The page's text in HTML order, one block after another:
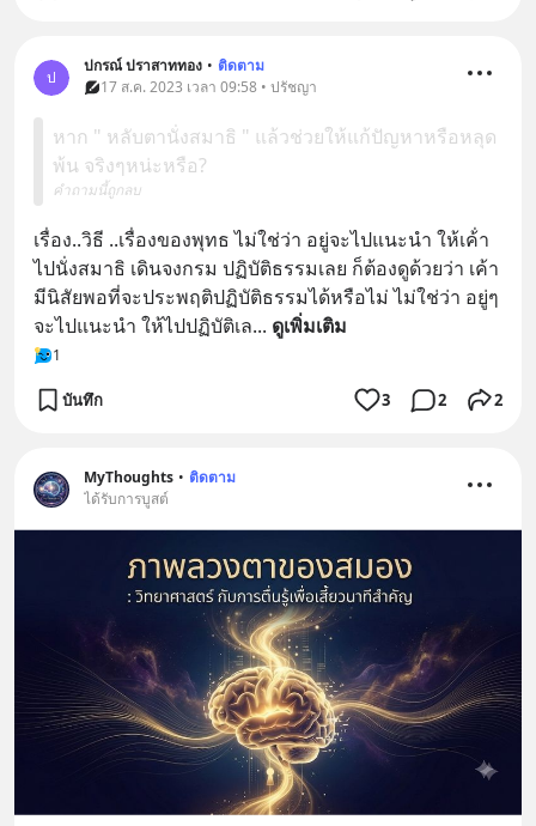
ป
ปกรณ์ ปราสาททอง • ติดตาม
17 ส.ค. 2023 เวลา 09:58 • ปรัชญา
หาก " หลับตานั่งสมาธิ " แล้วช่วยให้แก้ปัญหาหรือหลุด
พ้น จริงๆหน่ะหรือ?
คำถามนี้ถูกลบ
เรื่อง..วิธี ..เรื่องของพุทธ ไม่ใช่ว่า อยู่จะไปแนะนำ ให้เค้่า
ไปนั่งสมาธิ เดินจงกรม ปฏิบัติธรรมเลย ก็ต้องดูด้วยว่า เค้า
มีนิสัยพอที่จะประพฤติปฏิบัติธรรมได้หรือไม่ ไม่ใช่ว่า อยู่ๆ
จะไปแนะนำ ให้ไปปฏิบัติเล... ดูเพิ่มเติม
1
บันทึก 3 2 2
MyThoughts • ติดตาม
ได้รับการบูสต์